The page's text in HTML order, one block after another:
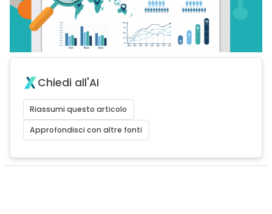
Chiedi all'AI
Riassumi questo articolo
Approfondisci con altre fonti